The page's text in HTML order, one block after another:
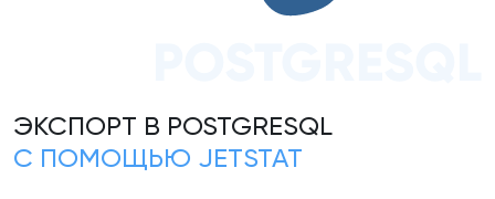
ЭКСПОРТ В POSTGRESQL
С ПОМОЩЬЮ JETSTAT